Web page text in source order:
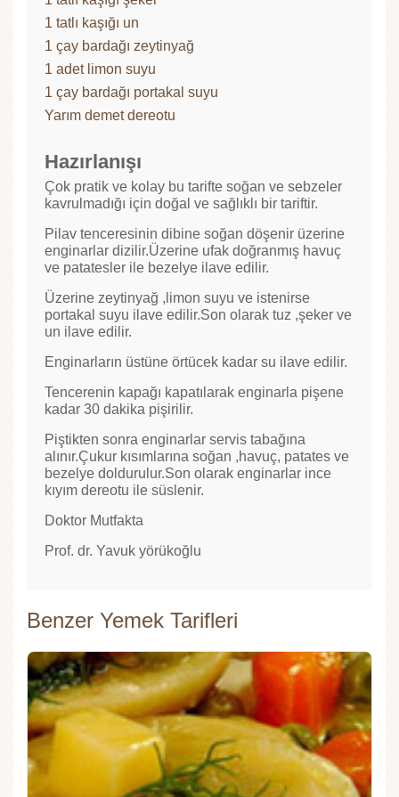
1 tatlı kaşığı un
1 çay bardağı zeytinyağ
1 adet limon suyu
1 çay bardağı portakal suyu
Yarım demet dereotu
Hazırlanışı
Çok pratik ve kolay bu tarifte soğan ve sebzeler
kavrulmadığı için doğal ve sağlıklı bir tariftir.
Pilav tenceresinin dibine soğan döşenir üzerine
enginarlar dizilir.Üzerine ufak doğranmış havuç
ve patatesler ile bezelye ilave edilir.
Üzerine zeytinyağ ,limon suyu ve istenirse
portakal suyu ilave edilir.Son olarak tuz ,şeker ve
un ilave edilir.
Enginarların üstüne örtücek kadar su ilave edilir.
Tencerenin kapağı kapatılarak enginarla pişene
kadar 30 dakika pişirilir.
Piştikten sonra enginarlar servis tabağına
alınır.Çukur kısımlarına soğan ,havuç, patates ve
bezelye doldurulur.Son olarak enginarlar ince
kıyım dereotu ile süslenir.
Doktor Mutfakta
Prof. dr. Yavuk yörükoğlu
Benzer Yemek Tarifleri